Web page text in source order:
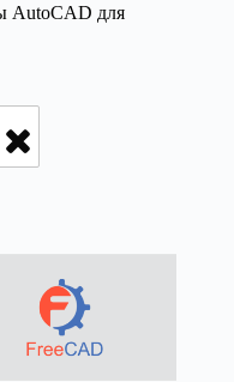
AutoCAD для